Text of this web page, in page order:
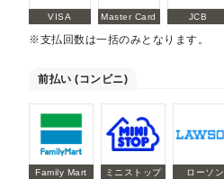
VISA Master Card JCB
※支払回数は一括のみとなります。
前払い (コンビニ)
Family Mart ミニストップ ローソン